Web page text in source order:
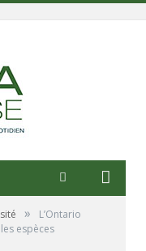
»
L’Ontario
espèces